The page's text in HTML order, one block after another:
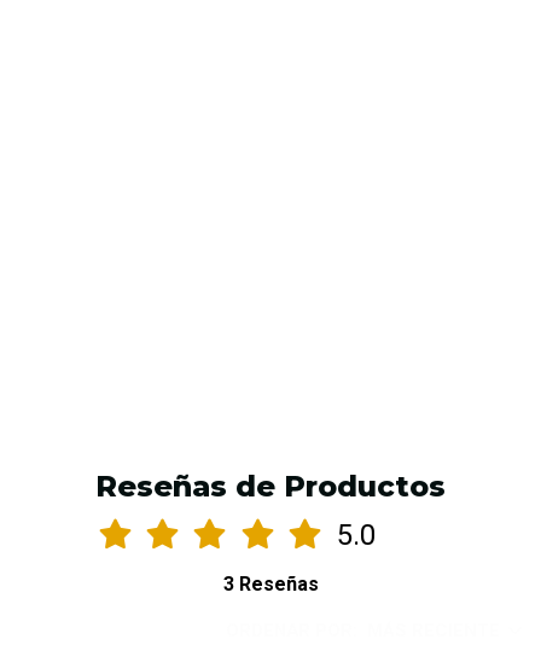
Reseñas de Productos
5.0
3 Reseñas